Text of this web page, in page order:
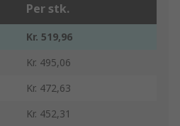
Per stk.
Kr. 519,96
Kr. 495,06
Kr. 472,63
Kr. 452,31